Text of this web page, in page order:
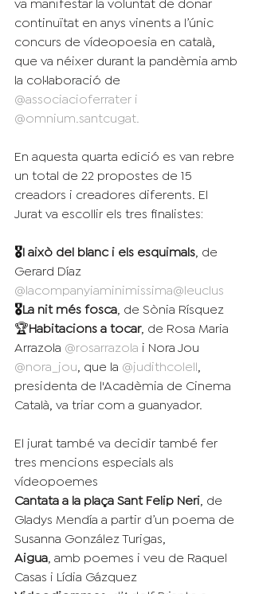
continuïtat en anys vinents a l’únic
concurs de vídeopoesia en català,
que va néixer durant la pandèmia amb
la col·laboració de
@associacioferrater i
@omnium.santcugat
En aquesta quarta edició es van rebre
un total de 22 propostes de 15
creadors i creadores diferents. El
Jurat va escollir els tres finalistes:
🎖I això del blanc i els esquimals , de
Gerard Díaz
@lacompanyiaminimissima@leuclus
🎖La nit més fosca , de Sònia Rísquez
🏆Habitacions a tocar, de Rosa Maria
Arrazola @rosarrazola i Nora Jou
@nora_jou , que la @judithcolell
presidenta de l'Acadèmia de Cinema
Català, va triar com a guanyador.
El jurat també va decidir també fer
tres mencions especials als
vídeopoemes
Cantata a la plaça Sant Felip Neri , de
Gladys Mendía a partir d’un poema de
Susanna González Turigas,
Aigua , amb poemes i veu de Raquel
Casas i Lídia Gázquez